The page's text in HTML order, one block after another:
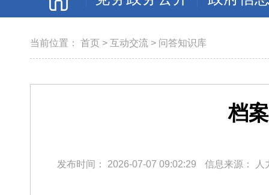
当前位置： 首页 > 互动交流 > 问答知识库
档
发布时间： 2026-07-07 09:02:29 信息来源： 人